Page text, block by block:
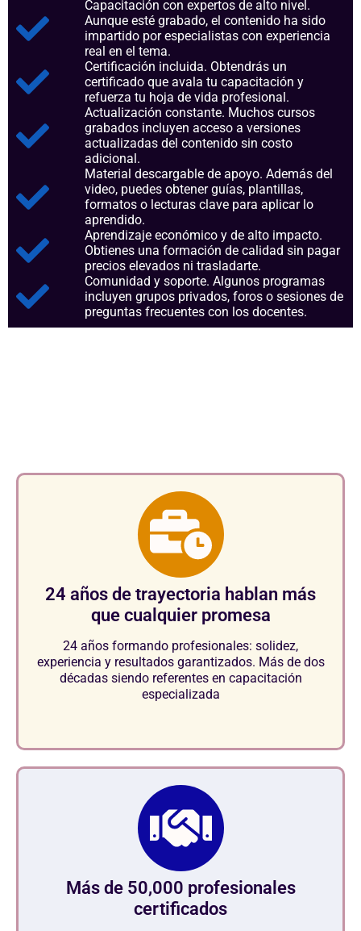
Capacitación con expertos de alto nivel.
Aunque esté grabado, el contenido ha sido
impartido por especialistas con experiencia
real en el tema.
Certificación incluida. Obtendrás un
certificado que avala tu capacitación y
refuerza tu hoja de vida profesional.
Actualización constante. Muchos cursos
grabados incluyen acceso a versiones
actualizadas del contenido sin costo
adicional.
Material descargable de apoyo. Además del
video, puedes obtener guías, plantillas,
formatos o lecturas clave para aplicar lo
aprendido.
Aprendizaje económico y de alto impacto.
Obtienes una formación de calidad sin pagar
precios elevados ni trasladarte.
Comunidad y soporte. Algunos programas
incluyen grupos privados, foros o sesiones de
preguntas frecuentes con los docentes.
24 años de trayectoria hablan más
que cualquier promesa
24 años formando profesionales: solidez,
experiencia y resultados garantizados. Más de dos
décadas siendo referentes en capacitación
especializada
Más de 50,000 profesionales
certificados